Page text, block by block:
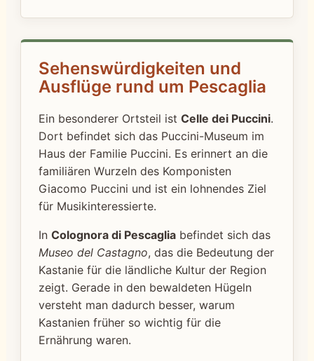
Sehenswürdigkeiten und
Ausflüge rund um Pescaglia
Ein besonderer Ortsteil ist Celle dei Puccini.
Dort befindet sich das Puccini-Museum im
Haus der Familie Puccini. Es erinnert an die
familiären Wurzeln des Komponisten
Giacomo Puccini und ist ein lohnendes Ziel
für Musikinteressierte.
In Colognora di Pescagliabefindet sich das
Museo del Castagno, das die Bedeutung der
Kastanie für die ländliche Kultur der Region
zeigt. Gerade in den bewaldeten Hügeln
versteht man dadurch besser, warum
Kastanien früher so wichtig für die
Ernährung waren.